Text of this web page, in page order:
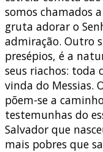
somos chamados
gruta adorar o
admiração. Outro
presépios, é a
seus riachos: toda
vinda do Messias.
põem-se a
testemunhas do
Salvador que
mais pobres que